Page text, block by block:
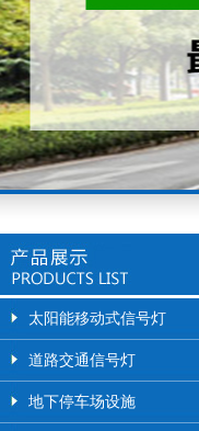
太阳能移动式信号灯
道路交通信号灯
地下停车场设施